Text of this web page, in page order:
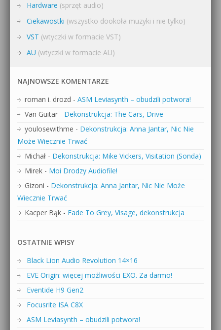
Hardware (sprzęt audio)
Ciekawostki (wszystko dookoła muzyki i nie tylko)
VST (wtyczki w formacie VST)
AU (wtyczki w formacie AU)
NAJNOWSZE KOMENTARZE
roman i. drozd - ASM Leviasynth – obudzili potwora!
Van Guitar - Dekonstrukcja: The Cars, Drive
youlosewithme - Dekonstrukcja: Anna Jantar, Nic Nie
Może Wiecznie Trwać
Michał - Dekonstrukcja: Mike Vickers, Visitation (Sonda)
Mirek - Moi Drodzy Audiofile!
Gizoni - Dekonstrukcja: Anna Jantar, Nic Nie Może
Wiecznie Trwać
Kacper Bąk - Fade To Grey, Visage, dekonstrukcja
OSTATNIE WPISY
Black Lion Audio Revolution 14×16
EVE Origin: więcej możliwości EXO. Za darmo!
Eventide H9 Gen2
Focusrite ISA C8X
ASM Leviasynth – obudzili potwora!